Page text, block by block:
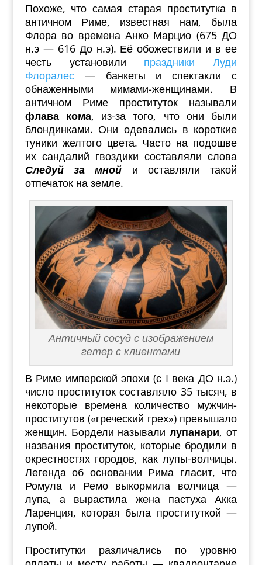
Похоже, что самая старая проститутка в
античном Риме, известная нам, была
Флора во времена Анко Марцио (675 ДО
н.э — 616 До н.э). Её обожествили и в ее
честь установили праздники Луди
Флоралес— банкеты и спектакли с
обнаженными мимами-женщинами. В
античном Риме проституток называли
флава кома, из-за того, что они были
блондинками. Они одевались в короткие
туники желтого цвета. Часто на подошве
их сандалий гвоздики составляли слова
Следуй за мной и оставляли такой
отпечаток на земле.
Античный сосуд с изображением
гетер с клиентами
В Риме имперской эпохи (с I века ДО н.э.)
число проституток составляло 35 тысяч, в
некоторые времена количество мужчин-
проститутов («греческий грех») превышало
женщин. Бордели называлилупанари, от
названия проституток, которые бродили в
окрестностях городов, как лупы-волчицы.
Легенда об основании Рима гласит, что
Ромула и Ремо выкормила волчица —
лупа, а вырастила жена пастуха Акка
Ларенция, которая была проституткой —
лупой.
Проститутки различались по уровню